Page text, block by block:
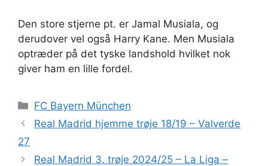
Den store stjerne pt. er Jamal Musiala, og
derudover vel også Harry Kane. Men Musiala
optræder på det tyske landshold hvilket nok
giver ham en lille fordel.
Kategorier
FC Bayern München
Real Madrid hjemme trøje 18/19 – Valverde
27
Real Madrid 3. trøje 2024/25 – La Liga –